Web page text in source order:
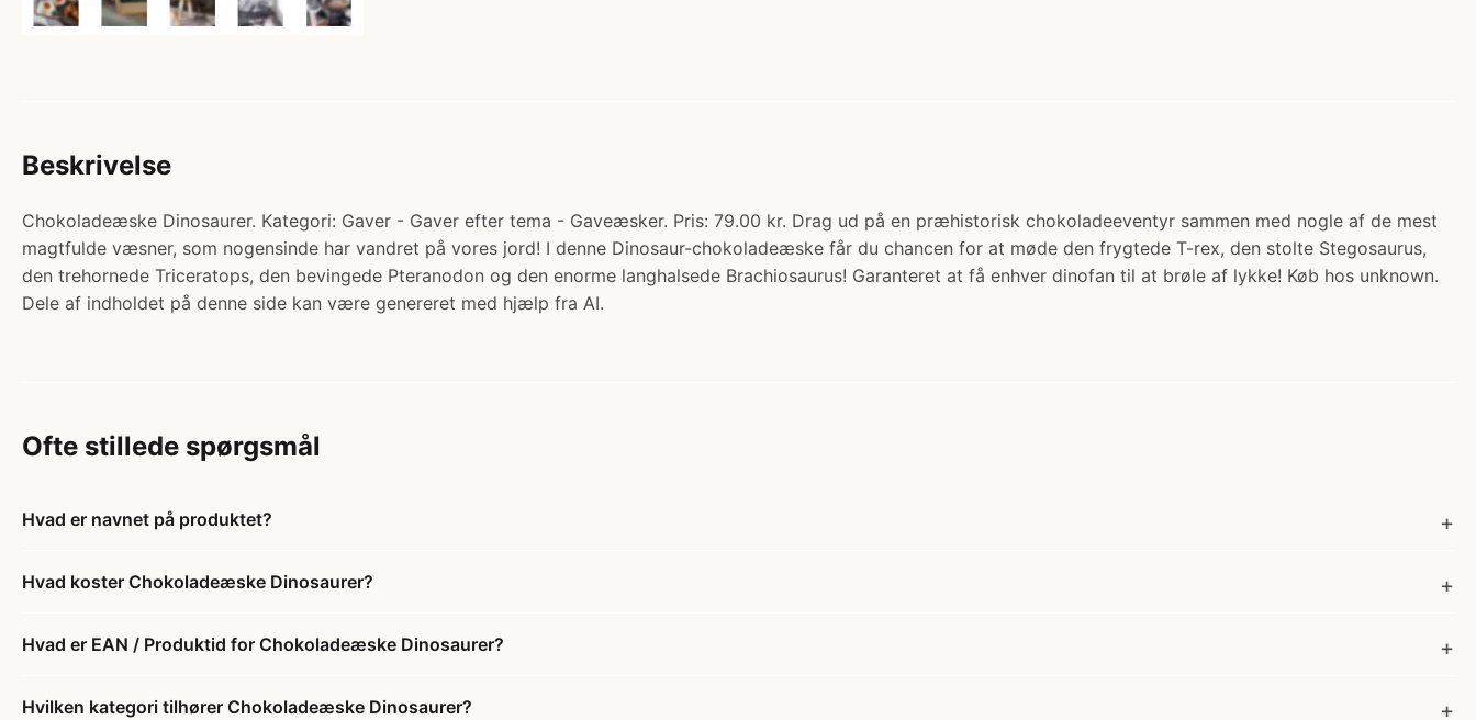
Beskrivelse
Chokoladeæske Dinosaurer. Kategori: Gaver - Gaver efter tema - Gaveæsker. Pris: 79.00 kr. Drag ud på en præhistorisk chokoladeeventyr sammen med nogle af de mest
magtfulde væsner, som nogensinde har vandret på vores jord! I denne Dinosaur-chokoladeæske får du chancen for at møde den frygtede T-rex, den stolte Stegosaurus,
den trehornede Triceratops, den bevingede Pteranodon og den enorme langhalsede Brachiosaurus! Garanteret at få enhver dinofan til at brøle af lykke! Køb hos unknown.
Dele af indholdet på denne side kan være genereret med hjælp fra AI.
Ofte stillede spørgsmål
Hvad er navnet på produktet?
Hvad koster Chokoladeæske Dinosaurer?
Hvad er EAN / Produktid for Chokoladeæske Dinosaurer?
Hvilken kategori tilhører Chokoladeæske Dinosaurer?